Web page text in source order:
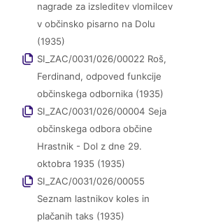
nagrade za izsleditev vlomilcev
v občinsko pisarno na Dolu
(1935)
SI_ZAC/0031/026/00022 Roš,
Ferdinand, odpoved funkcije
občinskega odbornika (1935)
SI_ZAC/0031/026/00004 Seja
občinskega odbora občine
Hrastnik - Dol z dne 29.
oktobra 1935 (1935)
SI_ZAC/0031/026/00055
Seznam lastnikov koles in
plačanih taks (1935)